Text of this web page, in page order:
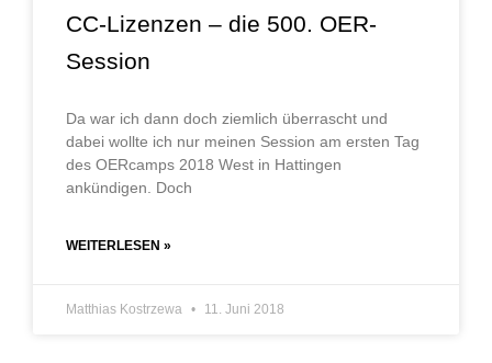
CC-Lizenzen – die 500. OER-
Session
Da war ich dann doch ziemlich überrascht und
dabei wollte ich nur meinen Session am ersten Tag
des OERcamps 2018 West in Hattingen
ankündigen. Doch
WEITERLESEN »
Matthias Kostrzewa 11. Juni 2018